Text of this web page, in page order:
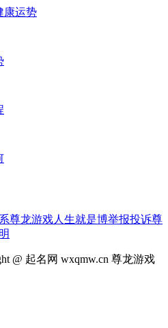
康运势
尊龙游戏人生就是博举报投诉尊
@ 起名网 wxqmw.cn 尊龙游戏